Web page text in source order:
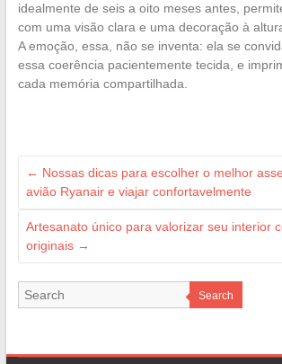
idealmente de seis a oito meses antes,
com uma visão clara e uma decoração à
A emoção, essa, não se inventa: ela se
essa coerência pacientemente tecida, e
cada memória compartilhada.
← Nossas dicas para escolher o melhor
avião Ryanair e viajar confortavelmente
Artesanato único para valorizar seu interior
originais →
Search